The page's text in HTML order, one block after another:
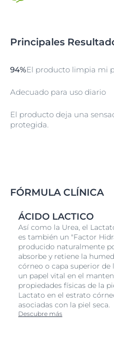
Principales
94%El producto limpia mi
Adecuado para uso diario
El producto deja una
protegida.
FÓRMULA CLÍNICA
ÁCIDO LACTICO
Así como la Urea, el
es también un "Factor
producido naturalmente
absorbe y retiene la
córneo o capa superior
un papel vital en el
propiedades físicas de la
Lactato en el estrato
asociadas con la piel seca.
Descubre más